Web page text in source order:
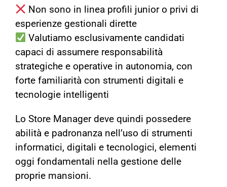
Non sono in linea profili junior o privi di
esperienze gestionali dirette
Valutiamo esclusivamente candidati
capaci di assumere responsabilità
strategiche e operative in autonomia, con
forte familiarità con strumenti digitali e
tecnologie intelligenti
Lo Store Manager deve quindi possedere
abilità e padronanza nell’uso di strumenti
informatici, digitali e tecnologici, elementi
oggi fondamentali nella gestione delle
proprie mansioni.